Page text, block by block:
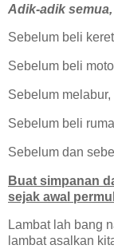
Adik-adik semua,
Sebelum beli
Sebelum beli
Sebelum melabur,
Sebelum beli
Sebelum dan
Buat simpanan
sejak awal
Lambat lah bang
lambat asalkan